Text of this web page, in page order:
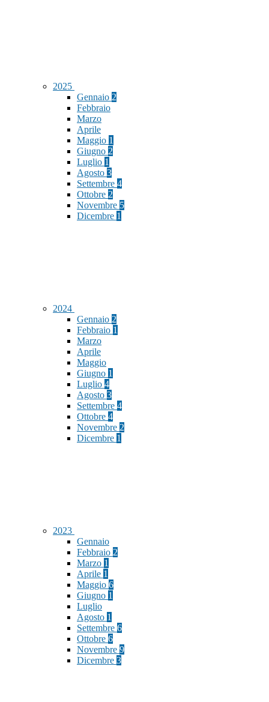
2025
Gennaio 2
Febbraio
Marzo
Aprile
Maggio 1
Giugno 2
Luglio 1
Agosto 3
Settembre 4
Ottobre 2
Novembre 5
Dicembre 1
2024
Gennaio 2
Febbraio 1
Marzo
Aprile
Maggio
Giugno 1
Luglio 4
Agosto 3
Settembre 4
Ottobre 4
Novembre 2
Dicembre 1
2023
Gennaio
Febbraio 2
Marzo 1
Aprile 1
Maggio 6
Giugno 1
Luglio
Agosto 1
Settembre 6
Ottobre 6
Novembre 9
Dicembre 3